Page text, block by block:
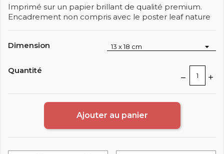
Imprimé sur un papier brillant de qualité premium.
Encadrement non compris avec le poster leaf nature
Dimension
Quantité
Ajouter au panier